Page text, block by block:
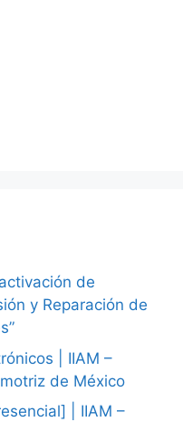
de
y Reparación de
| IIAM –
de México
| IIAM –